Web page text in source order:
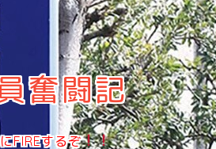
奮闘記
FIREするぞ